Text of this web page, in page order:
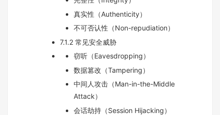
真实性（Authenticity）
不可否认性（Non-repudiation）
7.1.2 常见安全威胁
窃听（Eavesdropping）
数据篡改（Tampering）
中间人攻击（Man-in-the-Middle
Attack）
会话劫持（Session Hijacking）